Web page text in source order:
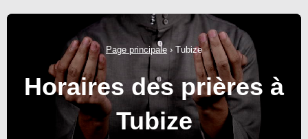
Page principale › Tubize
Horaires des prières à
Tubize